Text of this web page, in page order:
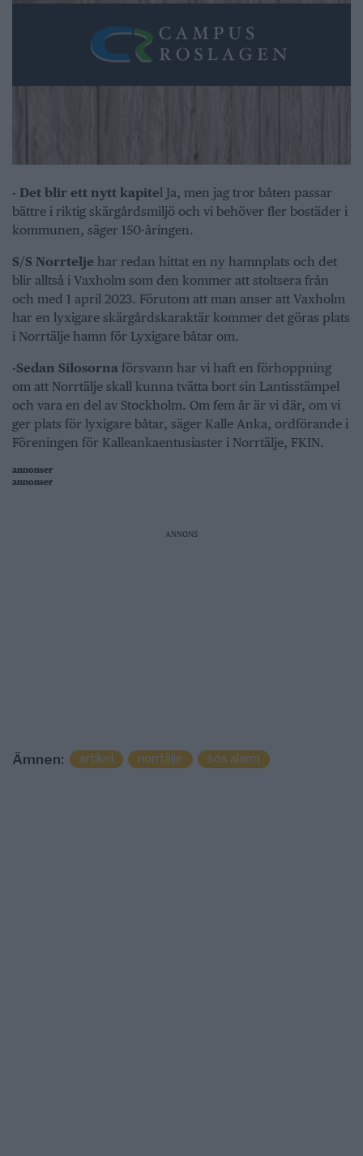
- Det blir ett nytt kapite l Ja, men jag tror båten passar
bättre i riktig skärgårdsmiljö och vi behöver fler bostäder i
kommunen, säger 150-åringen.
S/S Norrtelje har redan hittat en ny hamnplats och det
blir alltså i Vaxholm som den kommer att stoltsera från
och med 1 april 2023. Förutom att man anser att Vaxholm
har en lyxigare skärgårdskaraktär kommer det göras plats
i Norrtälje hamn för Lyxigare båtar om.
-Sedan Silosorna försvann har vi haft en förhoppning
om att Norrtälje skall kunna tvätta bort sin Lantisstämpel
och vara en del av Stockholm. Om fem år är vi där, om vi
ger plats för lyxigare båtar, säger Kalle Anka, ordförande i
Föreningen för Kalleankaentusiaster i Norrtälje, FKIN.
annonser
annonser
ANNONS
Ämnen: artikel norrtälje sos alarm